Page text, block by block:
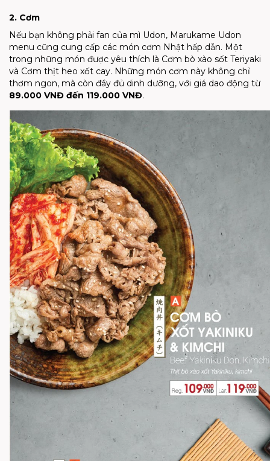
2. Cơm
Nếu bạn không phải fan của mì Udon, Marukame Udon
menu cũng cung cấp các món cơm Nhật hấp dẫn. Một
trong những món được yêu thích là Cơm bò xào sốt Teriyaki
và Cơm thịt heo xốt cay. Những món cơm này không chỉ
thơm ngon, mà còn đầy đủ dinh dưỡng, với giá dao động từ
89.000 VNĐ đến 119.000 VNĐ.